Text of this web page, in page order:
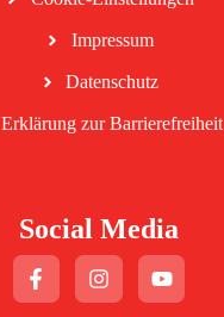
Impressum
Datenschutz
Erklärung zur Barrierefreiheit
Social Media